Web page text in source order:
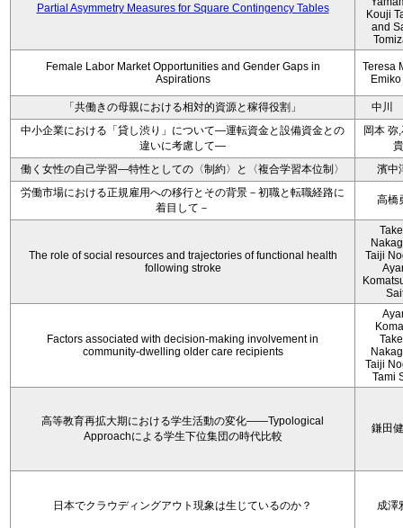
Partial Asymmetry Measures for Square Contingency Tables
Kouji
and
Female Labor Market Opportunities and Gender Gaps in
Aspirations
Teresa
「共働きの母親における相対的資源と稼得役割」
中川
中小企業における「貸し渋り」について―運転資金と設備資金との
違いに考慮して―
岡本 弥
貴
働く女性の自己学習―特性としての〈制約〉と〈複合学習本位制〉
濱中
労働市場における正規雇用への移行とその背景－初職と転職経路に
着目して－
高橋
The role of social resources and trajectories of functional health
following stroke
Taiji
Factors associated with decision‐making involvement in
community‐dwelling older care recipients
Taiji
Tami
高等教育再拡大期における学生活動の変化——Typological
Approachによる学生下位集団の時代比較
鎌田
日本でクラウディングアウト現象は生じているのか？ 成澤